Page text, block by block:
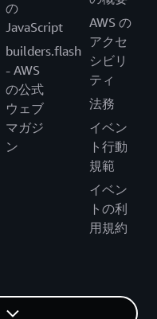
の
JavaScript
builders.flash
- AWS
の公式
ウェブ
マガジ
ン
AWS の
アクセ
シビリ
ティ
法務
イベン
ト行動
規範
イベン
トの利
用規約